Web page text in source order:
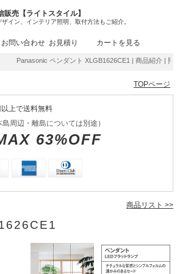
売【ライトスタイル】
イン、インテリア照明、取付方法もご紹介。
お問い合わせ お見積り カートを見る
Panasonic ペンダント XLGB1626CE1 | 商品紹介 | 照明器
TOPページ
上で送料無料
周辺・離島については別途）
63%OFF
商品リスト >>